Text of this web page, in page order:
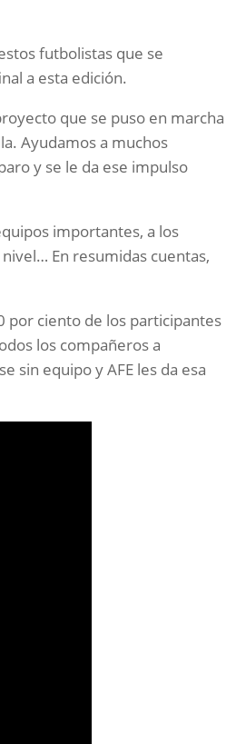
futbolistas que se
a esta edición.
que se puso en marcha
Ayudamos a muchos
y se le da ese impulso
importantes, a los
En resumidas cuentas,
por ciento de los participantes
los compañeros a
sin equipo y AFE les da esa